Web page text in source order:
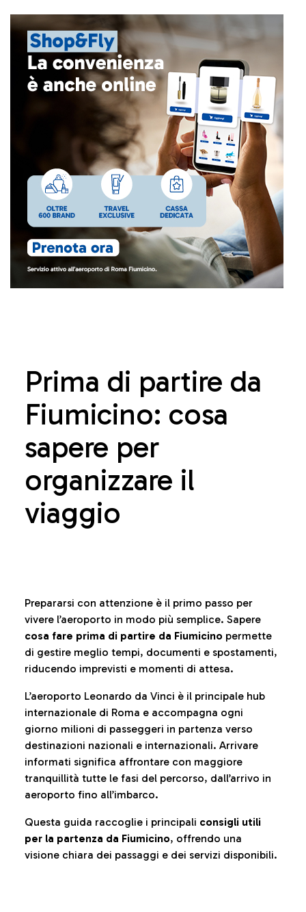
Prima di partire da
Fiumicino: cosa
sapere per
organizzare il
viaggio
Prepararsi con attenzione è il primo passo per
vivere l’aeroporto in modo più semplice. Sapere
cosa fare prima di partire da Fiumicino permette
di gestire meglio tempi, documenti e spostamenti,
riducendo imprevisti e momenti di attesa.
L’aeroporto Leonardo da Vinci è il principale hub
internazionale di Roma e accompagna ogni
giorno milioni di passeggeri in partenza verso
destinazioni nazionali e internazionali. Arrivare
informati significa affrontare con maggiore
tranquillità tutte le fasi del percorso, dall’arrivo in
aeroporto fino all’imbarco.
Questa guida raccoglie i principali consigli utili
per la partenza da Fiumicino, offrendo una
visione chiara dei passaggi e dei servizi disponibili.